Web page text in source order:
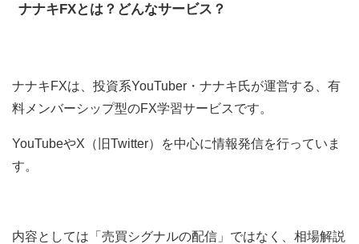
ナナキFXとは？どんなサービス？
ナナキFXは、投資系YouTuber・ナナキ氏が運営する、有
料メンバーシップ型のFX学習サービスです。
YouTubeやX（旧Twitter）を中心に情報発信を行っていま
す。
内容としては「売買シグナルの配信」ではなく、相場解説